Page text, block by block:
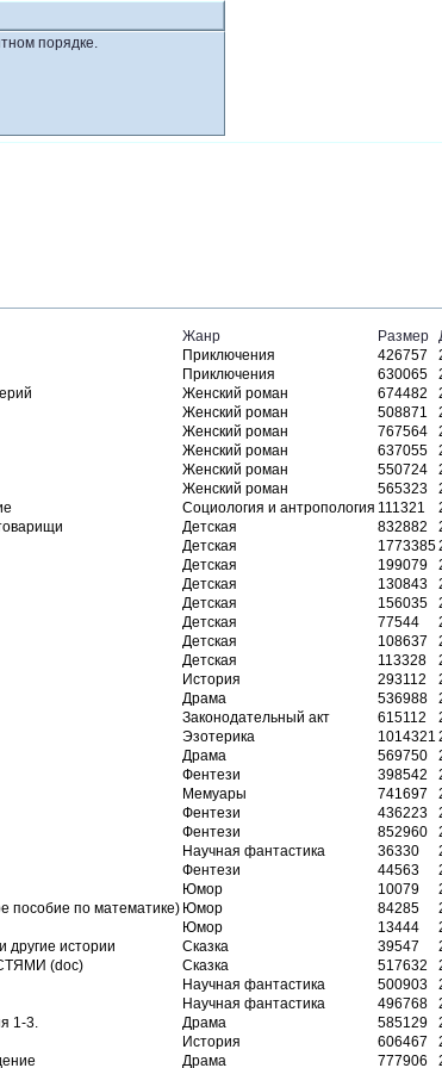
порядке.
Жанр Размер
Приключения 426757
Приключения 630065
Женский роман 674482
Женский роман 508871
Женский роман 767564
Женский роман 637055
Женский роман 550724
Женский роман 565323
Социология и антропология 111321
Детская 832882
Детская 1773385
Детская 199079
Детская 130843
Детская 156035
Детская 77544
Детская 108637
Детская 113328
История 293112
Драма 536988
Законодательный акт 615112
Эзотерика 1014321
Драма 569750
Фентези 398542
Мемуары 741697
Фентези 436223
Фентези 852960
Научная фантастика 36330
Фентези 44563
Юмор 10079
пособие по математике) Юмор 84285
Юмор 13444
другие истории Сказка 39547
(doc) Сказка 517632
Научная фантастика 500903
Научная фантастика 496768
1-3. Драма 585129
История 606467
Драма 777906